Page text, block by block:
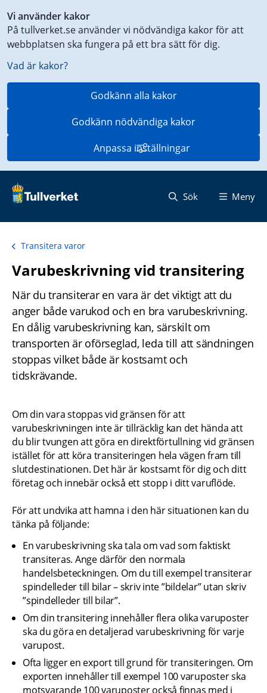
Vi använder kakor
På tullverket.se använder vi nödvändiga kakor för att
webbplatsen ska fungera på ett bra sätt för dig.
Vad är kakor?
Godkänn alla kakor
Godkänn nödvändiga kakor
Anpassa inställningar
till
innehåll
på
aktuell
Sök Meny
Transitera varor
Varubeskrivning vid transitering
När du transiterar en vara är det viktigt att du
anger både varukod och en bra varubeskrivning.
En dålig varubeskrivning kan, särskilt om
transporten är oförseglad, leda till att sändningen
stoppas vilket både är kostsamt och
tidskrävande.
Om din vara stoppas vid gränsen för att
varubeskrivningen inte är tillräcklig kan det hända att
du blir tvungen att göra en direktförtullning vid gränsen
istället för att köra transiteringen hela vägen fram till
slutdestinationen. Det här är kostsamt för dig och ditt
företag och innebär också ett stopp i ditt varuflöde.
För att undvika att hamna i den här situationen kan du
tänka på följande:
En varubeskrivning ska tala om vad som faktiskt
transiteras. Ange därför den normala
handelsbeteckningen. Om du till exempel transiterar
spindelleder till bilar – skriv inte ”bildelar” utan skriv
”spindelleder till bilar”.
Om din transitering innehåller flera olika varuposter
ska du göra en detaljerad varubeskrivning för varje
varupost.
Ofta ligger en export till grund för transiteringen. Om
exporten innehåller till exempel 100 varuposter ska
motsvarande 100 varuposter också finnas med i